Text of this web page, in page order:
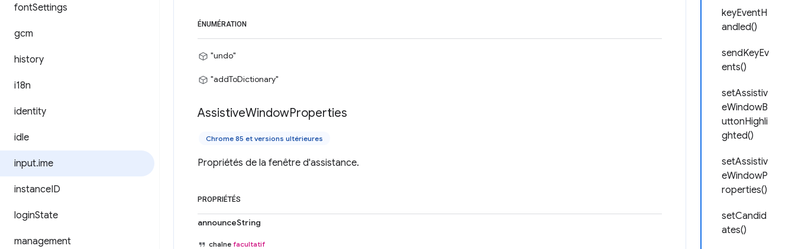
fontSettings
gcm
history
i18n
identity
idle
input.ime
instanceID
loginState
management
keyEventH
andled()
sendKeyEv
ents()
setAssistiv
eWindowB
uttonHighli
ghted()
setAssistiv
eWindowP
roperties()
setCandid
ates()
ÉNUMÉRATION
"undo"
"addToDictionary"
AssistiveWindowProperties
Chrome 85 et versions ultérieures
Propriétés de la fenêtre d'assistance.
PROPRIÉTÉS
announceString
chaîne facultatif